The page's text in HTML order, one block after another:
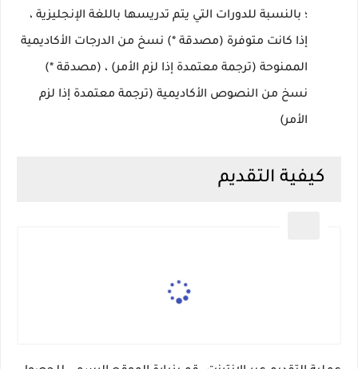
؛ بالنسبة للدورات التي يتم تدريسها باللغة الإنجليزية ،
إذا كانت متوفرة (مصدقة *) نسخ من الدرجات الأكاديمية
الممنوحة (ترجمة معتمدة إذا لزم الأمر) ، (مصدقة *)
نسخ من النصوص الأكاديمية (ترجمة معتمدة إذا لزم
الأمر)
كيفية التقديم